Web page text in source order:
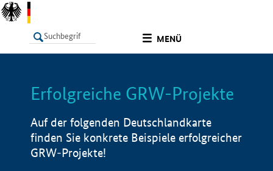
MENÜ
LISTE Info
Erfolgreiche GRW-Projekte
Auf der folgenden Deutschlandkarte
finden Sie konkrete Beispiele erfolgreicher
GRW-Projekte!